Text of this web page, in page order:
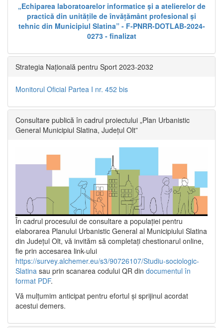
„Echiparea laboratoarelor informatice și a atelierelor de
practică din unitățile de învățământ profesional și
tehnic din Municipiul Slatina” - F-PNRR-DOTLAB-2024-
0273 - finalizat
Strategia Națională pentru Sport 2023-2032
Monitorul Oficial Partea I nr. 452 bis
Consultare publică în cadrul proiectului „Plan Urbanistic
General Municipiul Slatina, Județul Olt”
În cadrul procesului de consultare a populaţiei pentru
elaborarea Planului Urbanistic General al Municipiului Slatina
din Județul Olt, vă invităm să completați chestionarul online,
fie prin accesarea link-ului
https://survey.alchemer.eu/s3/90726107/Studiu-sociologic-
Slatina sau prin scanarea codului QR din documentul în
format PDF.
Vă mulţumim anticipat pentru efortul şi sprijinul acordat
acestui demers.